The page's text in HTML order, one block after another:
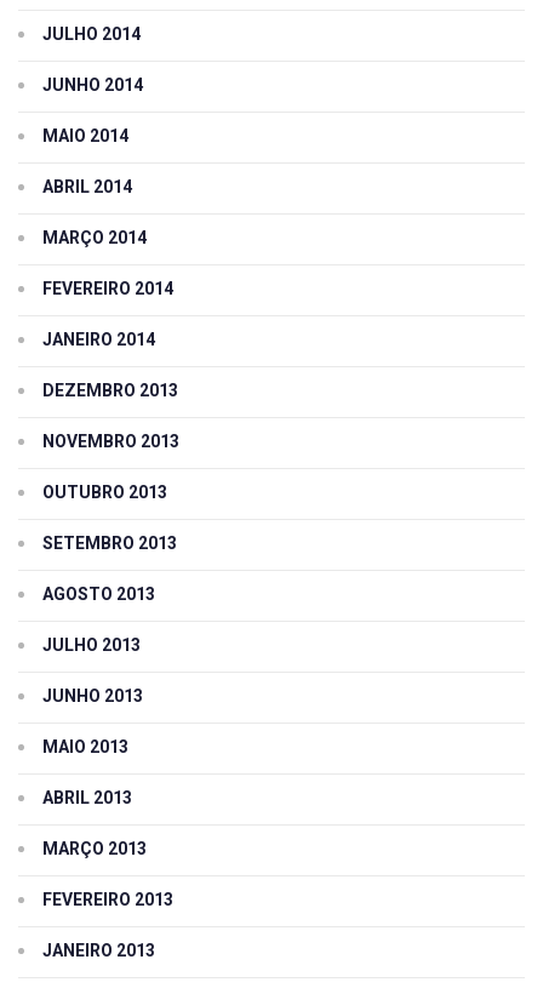
JULHO 2014
JUNHO 2014
MAIO 2014
ABRIL 2014
MARÇO 2014
FEVEREIRO 2014
JANEIRO 2014
DEZEMBRO 2013
NOVEMBRO 2013
OUTUBRO 2013
SETEMBRO 2013
AGOSTO 2013
JULHO 2013
JUNHO 2013
MAIO 2013
ABRIL 2013
MARÇO 2013
FEVEREIRO 2013
JANEIRO 2013